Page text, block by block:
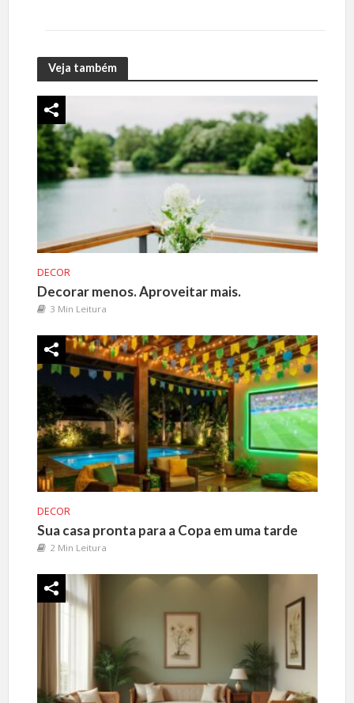
Veja também
DECOR
Decorar menos. Aproveitar mais.
3 Min Leitura
DECOR
Sua casa pronta para a Copa em uma tarde
2 Min Leitura